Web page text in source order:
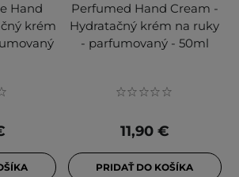
Hand
krém
Perfumed Hand Cream -
Hydratačný krém na ruky
- parfumovaný - 50ml
11,90 €
PRIDAŤ DO KOŠÍKA